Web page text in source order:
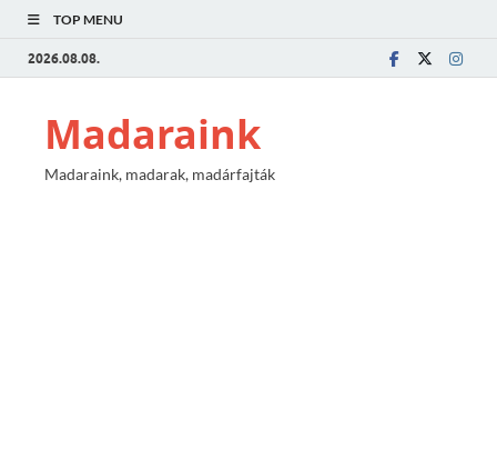
TOP MENU
2026.08.08.
Madaraink
Madaraink, madarak, madárfajták